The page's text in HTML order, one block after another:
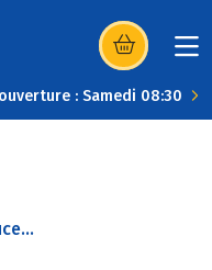
(s’ouvre dans
: Samedi 08:30